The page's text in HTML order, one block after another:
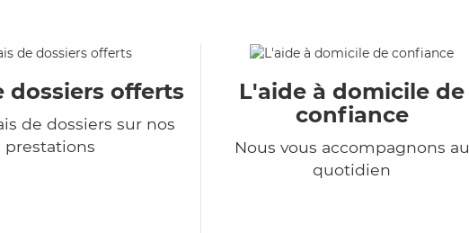
dossiers offerts
de dossiers sur nos
prestations
L'aide à domicile de
confiance
Nous vous accompagnons au
quotidien